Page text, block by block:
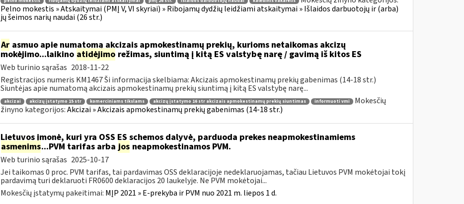
Pelno mokestis » Atskaitymai (PMĮ V, VI skyriai) » Ribojamų dydžių leidžiami atskaitymai » Išlaidos darbuotojų ir (arba)
jų šeimos narių naudai (26 str.)
Arasmuo apie numatomą akcizais apmokestinamų prekių, kurioms netaikomas akcizų
mokėjimo...laikino atidėjimo režimas, siuntimą į kitą ES valstybę narę / gavimą iš kitos ES
Web turinio sąrašas 2018-11-22
Registracijos numeris KM1467 Ši informacija skelbiama: Akcizais apmokestinamų prekių gabenimas (14-18 str.)
Siuntėjas apie numatomą akcizais apmokestinamų prekių siuntimą į kitą ES valstybę narę...
akcizai akcizų įstatymo 15 str komerciniams tikslams akcizų įstatymo 16 str akcizais apmokestinamų prekių siuntimas informuoti vmi
Mokesčių
žinyno kategorijos:Akcizai » Akcizais apmokestinamų prekių gabenimas (14-18 str.)
Lietuvos įmonė, kuri yra OSS ES schemos dalyvė, parduoda prekes neapmokestinamiems
asmenims...PVM tarifas arba jos neapmokestinamos PVM.
Web turinio sąrašas 2025-10-17
Jei taikomas 0 proc. PVM tarifas, tai pardavimas OSS deklaracijoje nedeklaruojamas, tačiau Lietuvos PVM mokėtojai tokį
pardavimą turi deklaruoti FR0600 deklaracijos 20 laukelyje. Ne PVM mokėtojai...
Mokesčių įstatymų pakeitimai: MĮP 2021 » E-prekyba ir PVM nuo 2021 m. liepos 1 d.